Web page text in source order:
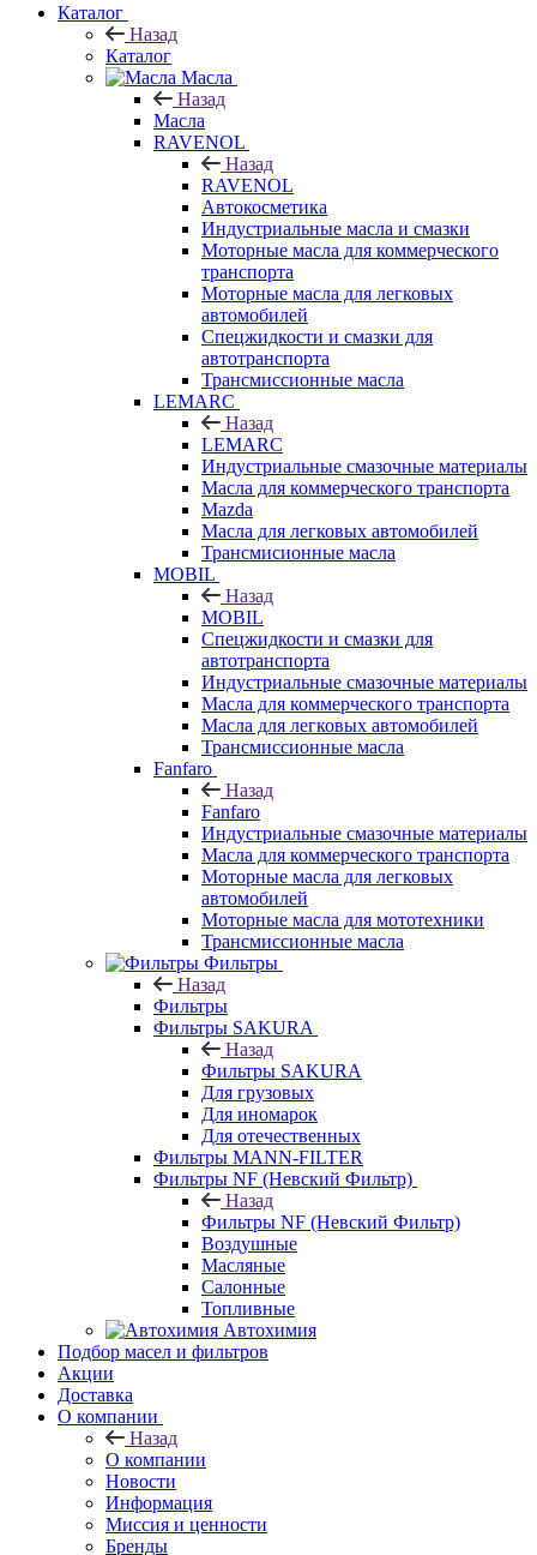
Каталог
Назад
Каталог
Масла
Назад
Масла
RAVENOL
Назад
RAVENOL
Автокосметика
Индустриальные масла и смазки
Моторные масла для коммерческого
транспорта
Моторные масла для легковых
автомобилей
Спецжидкости и смазки для
автотранспорта
Трансмиссионные масла
LEMARC
Назад
LEMARC
Индустриальные смазочные материалы
Масла для коммерческого транспорта
Mazda
Масла для легковых автомобилей
Трансмисионные масла
MOBIL
Назад
MOBIL
Cпецжидкости и смазки для
автотранспорта
Индустриальные смазочные материалы
Масла для коммерческого транспорта
Масла для легковых автомобилей
Трансмиссионные масла
Fanfaro
Назад
Fanfaro
Индустриальные смазочные материалы
Масла для коммерческого транспорта
Моторные масла для легковых
автомобилей
Моторные масла для мототехники
Трансмиссионные масла
Фильтры
Назад
Фильтры
Фильтры SAKURA
Назад
Фильтры SAKURA
Для грузовых
Для иномарок
Для отечественных
Фильтры MANN-FILTER
Фильтры NF (Невский Фильтр)
Назад
Фильтры NF (Невский Фильтр)
Воздушные
Масляные
Салонные
Топливные
Автохимия
Подбор масел и фильтров
Акции
Доставка
О компании
Назад
О компании
Новости
Информация
Миссия и ценности
Бренды